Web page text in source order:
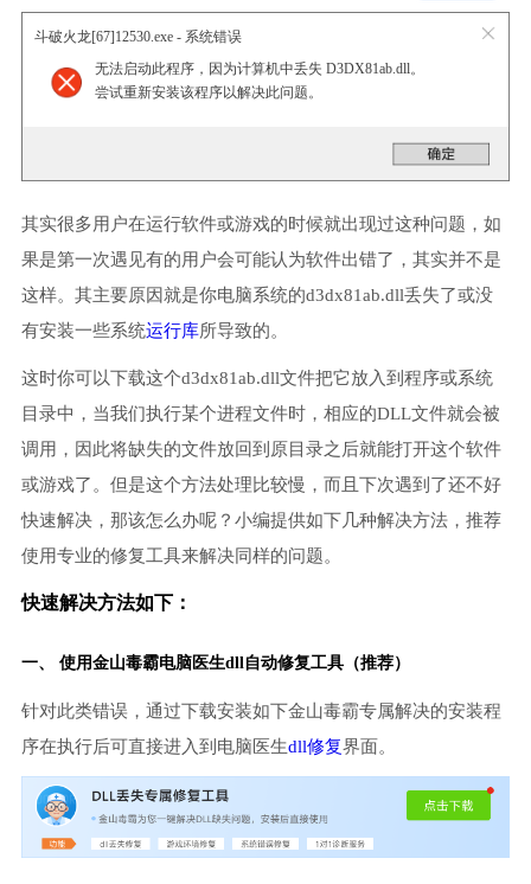
斗破火龙[67]12530.exe - 系统错误
无法启动此程序，因为计算机中丢失 D3DX81ab.dll。
尝试重新安装该程序以解决此问题。
其实很多用户在运行软件或游戏的时候就出现过这种问题，如
果是第一次遇见有的用户会可能认为软件出错了，其实并不是
这样。其主要原因就是你电脑系统的d3dx81ab.dll丢失了或没
有安装一些系统运行库所导致的。
这时你可以下载这个d3dx81ab.dll文件把它放入到程序或系统
目录中，当我们执行某个进程文件时，相应的DLL文件就会被
调用，因此将缺失的文件放回到原目录之后就能打开这个软件
或游戏了。但是这个方法处理比较慢，而且下次遇到了还不好
快速解决，那该怎么办呢？小编提供如下几种解决方法，推荐
使用专业的修复工具来解决同样的问题。
快速解决方法如下：
一、 使用金山毒霸电脑医生dll自动修复工具（推荐）
针对此类错误，通过下载安装如下金山毒霸专属解决的安装程
序在执行后可直接进入到电脑医生dll修复界面。